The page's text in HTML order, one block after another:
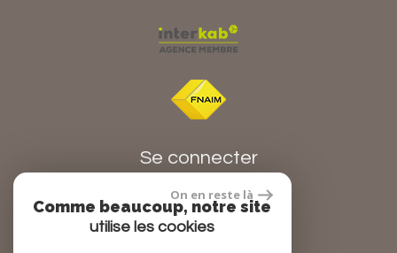
Se connecter
Espace propriétaire
On en reste là
Comme beaucoup, notre site
utilise les cookies